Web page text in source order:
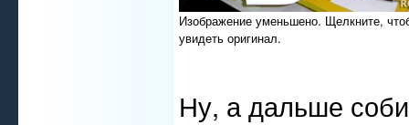
Изображение уменьшено. Щелкните,
увидеть оригинал.
Ну, а дальше